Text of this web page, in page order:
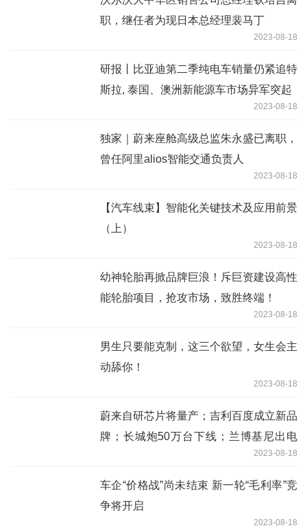
职，继任者为现日本总经理裴马丁
2023-08-18
研报丨比亚迪第二季纯电车销量仍紧追特
斯拉, 泰国、澳洲新能源车市场异军突起
2023-08-18
独家｜蔚来座舱高级总监朱永盛已离职，
曾任阿里alios智能交通负责人
2023-08-18
【汽车线束】智能化关键技术及应用前景
（上）
2023-08-18
幼神轮胎再掀品牌巨浪！斥巨资建设高性
能轮胎项目，抢攻市场，致胜终端！
2023-08-18
男生只要能克制，这三个欲望，女生会主
动舔你！
2023-08-18
蔚来自研芯片将量产；吉利百度成立新品
牌；长城炮50万台下线；兰博基尼出电
车！深圳启动建设“超充之城”；东风新能
源投入500亿
2023-08-18
车企“价格战”尚未结束 新一轮“毛利率”竞
争将开启
2023-08-18